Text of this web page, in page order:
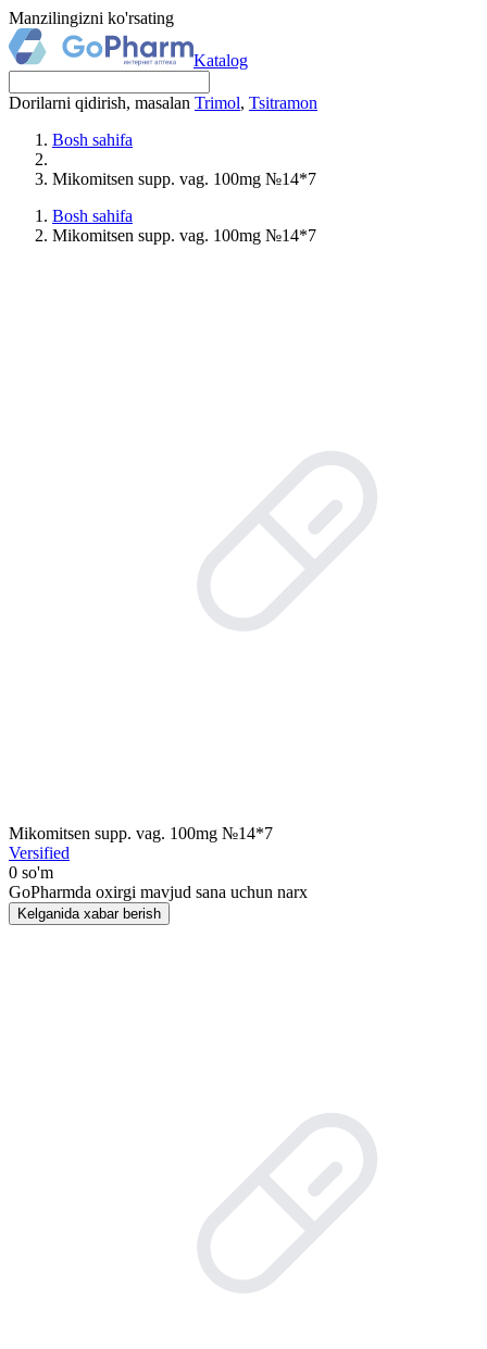
Manzilingizni ko'rsating
Katalog
Dorilarni qidirish, masalan Trimol, Tsitramon
Bosh sahifa
Mikomitsen supp. vag. 100mg №14*7
Bosh sahifa
Mikomitsen supp. vag. 100mg №14*7
Mikomitsen supp. vag. 100mg №14*7
Versified
0 so'm
GoPharmda oxirgi mavjud sana uchun narx
Kelganida xabar berish